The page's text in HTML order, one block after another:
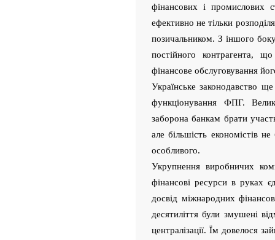
фінансових і промислових
ефективно не тільки
позичальником. З іншого
постійного контрагента,
фінансове обслуговування
Українське законодавство
функціонування ФПГ.
заборона банкам брати
але більшість економістів
особливого.
Укрупнення виробничих
фінансові ресурси в руках
досвід міжнародних
десятиліття були змушені
централізації. Їм довелося